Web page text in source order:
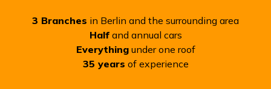
3 Branches in Berlin and the surrounding area
Half and annual cars
Everything under one roof
35 years of experience